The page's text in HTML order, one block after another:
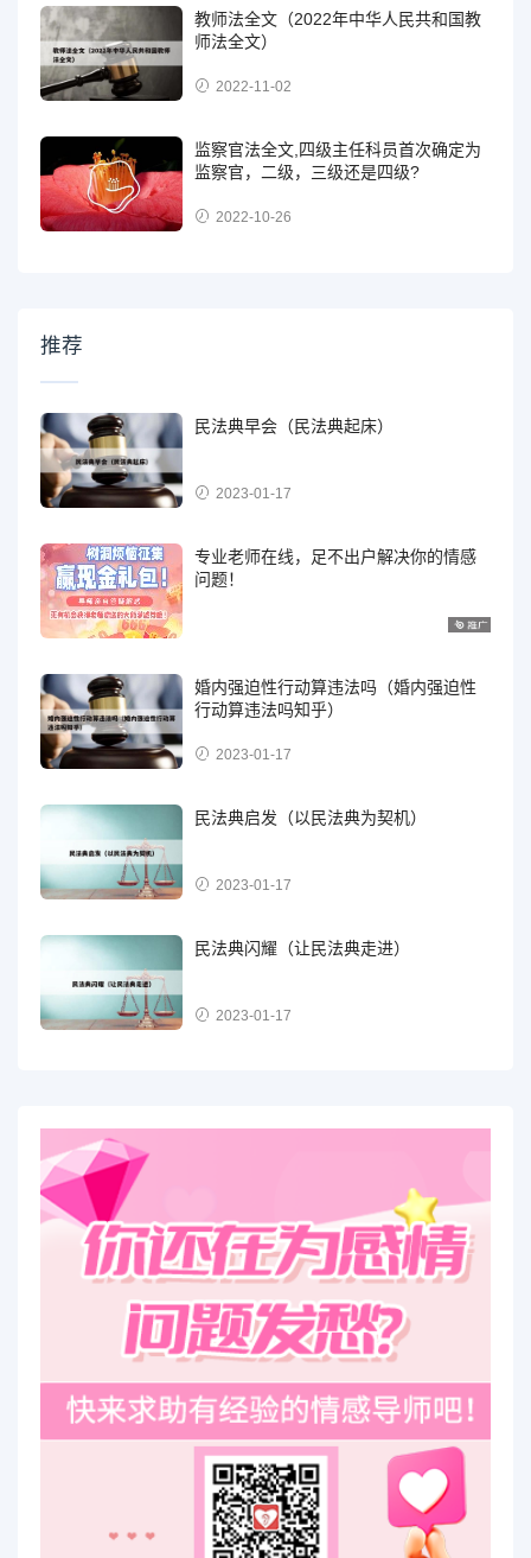
教师法全文（2022年中华人民共和国教
师法全文）
2022-11-02
监察官法全文,四级主任科员首次确定为
监察官，二级，三级还是四级?
2022-10-26
推荐
民法典早会（民法典起床）
2023-01-17
专业老师在线，足不出户解决你的情感
问题！
婚内强迫性行动算违法吗（婚内强迫性
行动算违法吗知乎）
2023-01-17
民法典启发（以民法典为契机）
2023-01-17
民法典闪耀（让民法典走进）
2023-01-17